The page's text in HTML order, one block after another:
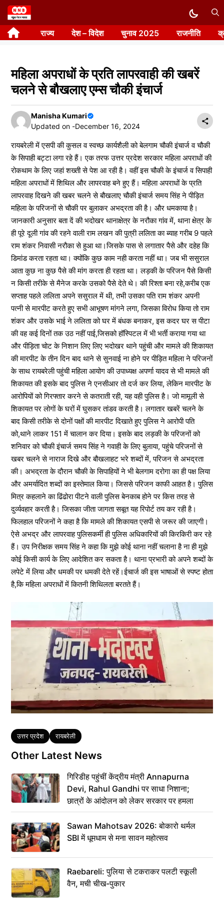
Skip
to
content राज्य देश – विदेश चुनाव 2025 राजनीति
महिला अपराधों के प्रति लापरवाही की खबरें
चलने से बौखलाए एम्स चौकी इंचार्ज
Manisha Kumari
Updated on -December 16, 2024
रायबरेली में एसपी की कुसल व स्वच्छ कार्यशैली को बेलगाम चौकी इंचार्ज व चौकी
के सिपाही बट्टा लगा रहे हैं। एक तरफ उत्तर प्रदेश सरकार महिला अपराधों की
रोकथाम के लिए जहां शख्ती से पेश आ रही है। वहीं इस चौकी के इंचार्ज व सिपाही
महिला अपराधों में शिथिल और लापरवाह बने हुए हैं। महिला अपराधों के प्रति
लापरवाह दिखने की खबर चलने से बौखलाए चौकी इंचार्ज समय सिंह ने पीड़ित
महिला के परिजनों से चौकी पर बुलाकर अभद्रता की है। और धमकाया है।
जानकारी अनुसार बता दें की भदोखर थानाक्षेत्र के नरौका गांव में, थाना क्षेत्र के
ही पूरे दूली गांव की रहने वाली राम लखन की पुत्री ललिता का ब्याह गरीब 9 पहले
राम शंकर निवासी नरौका से हुआ था।जिसके पास से लगातार पैसे और दहेह कि
डिमांड करता रहता था। क्योंकि कुछ काम नही करता नहीं था। जब भी ससुराल
आता कुछ ना कुछ पैसे की मांग करता ही रहता था। लड़की के परिजन पैसे किसी
न किसी तरीके से मैनेज करके उसको पैसे देते थे। की रिश्ता बना रहे,करीब एक
सप्ताह पहले ललिता अपने ससुराल में थी, तभी उसका पति राम शंकर अपनी
पत्नी से मारपीट करते हुए सभी आभूषण मांगने लगा, जिसका विरोध किया तो राम
शंकर और उसके भाई ने ललिता को घर में बंधक बनाकर, इस कदर घर स पीटा
की वह कई दिनों तक उठ नहीं पाई,जिसको हॉस्पिटल में भी भर्ती कराया गया था
और पीड़िता चोट के निशान लिए लिए भदोखर थाने पहुंची और मामले की शिकायत
की मारपीट के तीन दिन बाद थाने से सुनवाई ना होने पर पीड़ित महिला ने परिजनों
के साथ रायबरेली पहुंची महिला आयोग की उपाध्यक्ष अपर्णा यादव से भी मामले की
शिकायत की इसके बाद पुलिस ने एनसीआर तो दर्ज कर लिया, लेकिन मारपीट के
आरोपियों को गिरफ्तार करने से कतराती रही, यह वही पुलिस है। जो मामूली से
शिकायत पर लोगों के घरों में घुसकर तांडव करती है। लगातार खबरें चलने के
बाद किसी तरीके से दोनों पक्षों की मारपीट दिखाते हुए पुलिस ने आरोपी पति
को,थाने लाकर 151 में चालान कर दिया। इसके बाद लड़की के परिजनों को
शनिवार को चौकी इंचार्ज समय सिंह ने गवाही के लिए बुलाया, पहुंचे परिजनों से
खबर चलने से नाराज दिखे और बौखलाहट भरे शब्दों में, परिजन से अभद्रता
की। अभद्रता के दौरान चौकी के सिपाहियों ने भी बेलगाम दरोगा का ही पक्ष लिया
और अमर्यादित शब्दों का इस्तेमाल किया। जिससे परिजन काफी आहत है। पुलिस
मित्र कहलाने का ढिंढोरा पीटने वाली पुलिस बेनकाब होने पर किस तरह से
दुर्व्यवहार करती है। जिसका जीता जागता सबूत यह रिपोर्ट तय कर रही है।
फिलहाल परिजनों ने कहा है कि मामले की शिकायत एसपी से जरूर की जाएगी।
ऐसे अभद्र और लापरवाह पुलिसकर्मी ही पुलिस अधिकारियों की किरकिरी कर रहे
हैं। उप निरीक्षक समय सिंह ने कहा कि मुझे कोई थाना नहीं चलाना है ना ही मुझे
कोई किसी कार्य के लिए आदेशित कर सकता है। थाना प्रभारी को अपने शब्दों के
लपेटे में लिया और धमकी पर धमकी देते रहें।ईचार्ज की इस भाषाओं से स्पष्ट होता
है,कि महिला अपराधों में कितनी शिथिलता बरतते हैं।
Tags
उत्तर प्रदेश रायबरेली
Other Latest News
गिरिडीह पहुंचीं केंद्रीय मंत्री Annapurna
Devi, Rahul Gandhi पर साधा निशाना;
छात्रों के आंदोलन को लेकर सरकार पर हमला
Sawan Mahotsav 2026: बोकारो थर्मल
SBI में धूमधाम से मना सावन महोत्सव
Raebareli: पुलिया से टकराकर पलटी स्कूली
वैन, मची चीख-पुकार